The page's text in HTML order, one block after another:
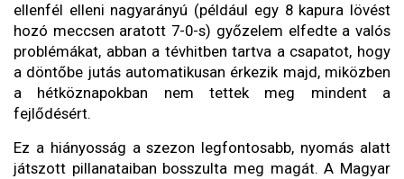
ellenfél elleni nagyarányú (például egy 8 kapura lövést
hozó meccsen aratott 7-0-s) győzelem elfedte a valós
problémákat, abban a tévhitben tartva a csapatot, hogy
a döntőbe jutás automatikusan érkezik majd, miközben
a hétköznapokban nem tettek meg mindent a
fejlődésért.
Ez a hiányosság a szezon legfontosabb, nyomás alatt
játszott pillanataiban bosszulta meg magát. A Magyar